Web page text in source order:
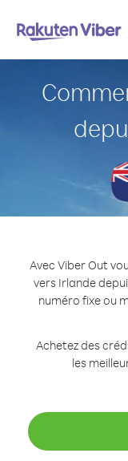
Avec Viber Out
vers Irlande
numéro fixe ou
Achetez des
les